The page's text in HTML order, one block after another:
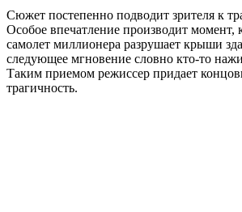
Сюжет постепенно подводит зрителя к
Особое впечатление производит момент,
самолет миллионера разрушает крыши
следующее мгновение словно кто-то
Таким приемом режиссер придает
трагичность.